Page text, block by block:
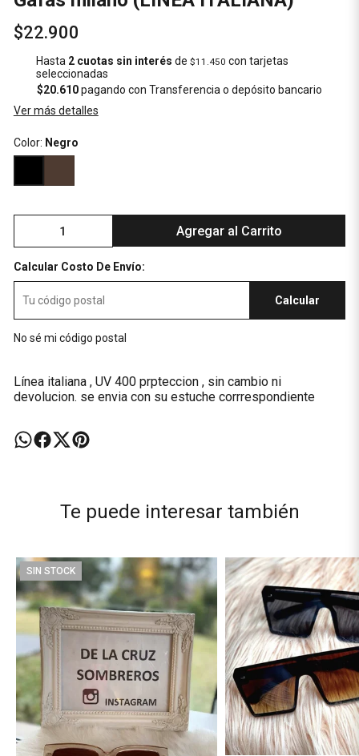
$22.900
Hasta 2 cuotas sin interés de $11.450 con tarjetas
seleccionadas
$20.610pagando con Transferencia o depósito bancario
Ver más detalles
Color: Negro
Agregar al Carrito
Calcular Costo De Envío:
Calcular
No sé mi código postal
Línea italiana , UV 400 prpteccion , sin cambio ni
devolucion. se envia con su estuche corrrespondiente
Te puede interesar también
SIN STOCK